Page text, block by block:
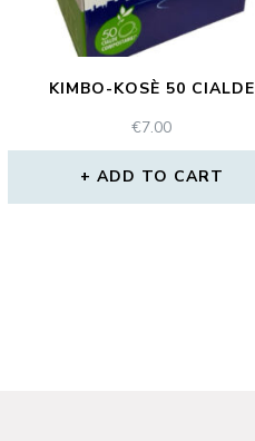
KIMBO-KOSÈ 50 CIALDE
€7.00
ADD TO CART